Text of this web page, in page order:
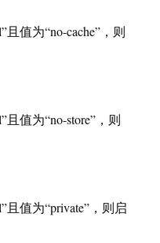
值为“no-cache”，则
且值为“no-store”，则
且值为“private”，则启